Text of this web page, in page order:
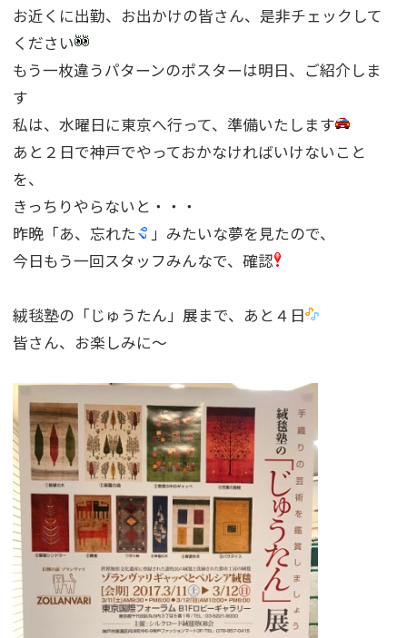
お近くに出勤、お出かけの皆さん、是非チェックして
ください
もう一枚違うパターンのポスターは明日、ご紹介しま
す
私は、水曜日に東京へ行って、準備いたします
あと２日で神戸でやっておかなければいけないこと
を、
きっちりやらないと・・・
昨晩「あ、忘れた
」みたいな夢を見たので、
今日もう一回スタッフみんなで、確認
絨毯塾の「じゅうたん」展まで、あと４日
皆さん、お楽しみに〜